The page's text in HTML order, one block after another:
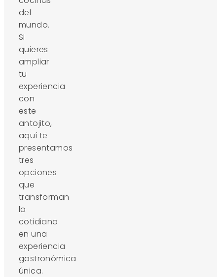
del
mundo.
Si
quieres
ampliar
tu
experiencia
con
este
antojito,
aquí te
presentamos
tres
opciones
que
transforman
lo
cotidiano
en una
experiencia
gastronómica
única.